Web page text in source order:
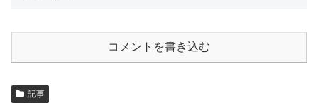
コメントを書き込む
記事